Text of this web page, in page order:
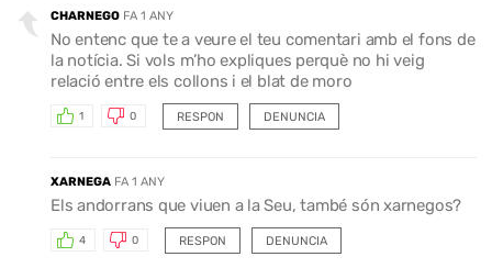
CHARNEGO FA 1 ANY
No entenc que te a veure el teu comentari amb el fons de
la notícia. Si vols m’ho expliques perquè no hi veig
relació entre els collons i el blat de moro
RESPON
1 0 DENUNCIA
XARNEGA FA 1 ANY
Els andorrans que viuen a la Seu, també són xarnegos?
RESPON
4 0 DENUNCIA